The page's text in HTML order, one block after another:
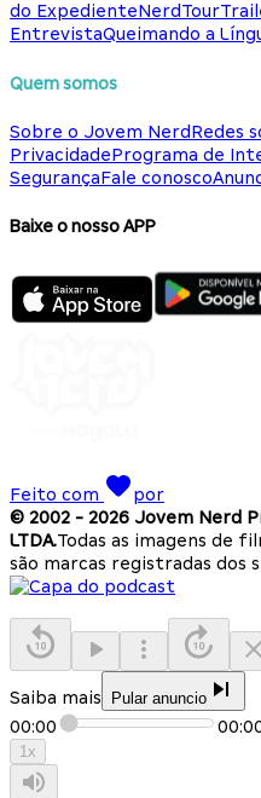
do ExpedienteNerdTour
EntrevistaQueimando a
Quem somos
Sobre o Jovem NerdRedes
PrivacidadePrograma de
SegurançaFale conosco
Baixe o nosso APP
Feito com
por
© 2002 - 2026 Jovem Nerd
LTDA.Todas as imagens de
são marcas registradas dos
Saiba mais Pular anuncio
00:00
1x